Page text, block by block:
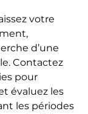
votre
d’une
Contactez
pour
évaluez les
les périodes